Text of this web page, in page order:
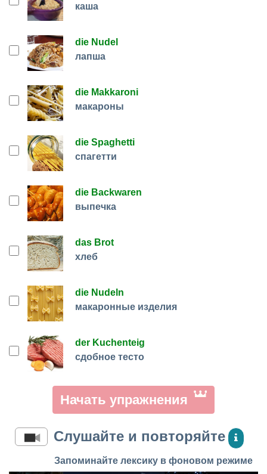
каша
die Nudel
лапша
die Makkaroni
макароны
die Spaghetti
спагетти
die Backwaren
выпечка
das Brot
хлеб
die Nudeln
макаронные изделия
der Kuchenteig
сдобное тесто
Начать упражнения
Слушайте и повторяйте
Запоминайте лексику в фоновом режиме